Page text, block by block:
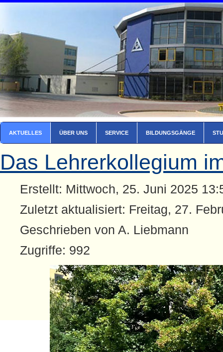
AKTUELLES ÜBER UNS SERVICE BILDUNGSGÄNGE
Das Lehrerkollegium
Erstellt: Mittwoch, 25. Juni 2025
Zuletzt aktualisiert: Freitag, 27.
Geschrieben von A. Liebmann
Zugriffe: 992